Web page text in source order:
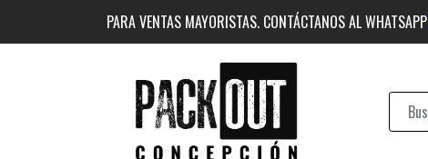
PARA VENTAS MAYORISTAS. CONTÁCTANOS AL WHATSAPP